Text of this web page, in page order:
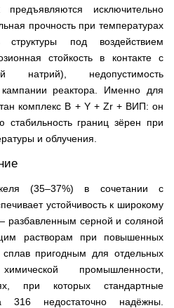
исключительно
прочность при температурах
структуры под воздействием
стойкость в контакте с
натрий), недопустимость
реактора. Именно для
комплекс B + Y + Zr + ВИП: он
стабильность границ зёрен при
и облучения.
(35–37%) в сочетании с
устойчивость к широкому
разбавленным серной и соляной
растворам при повышенных
пригодным для отдельных
промышленности,
при которых стандартные
316 недостаточно надёжны.